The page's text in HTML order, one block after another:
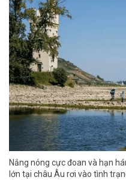
Nắng nóng cực đoan và hạn
lớn tại châu Âu rơi vào tình